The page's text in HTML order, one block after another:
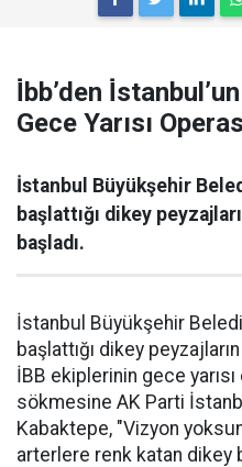
İ̇bb’den
Gece Yarısı
İstanbul Büyükşehir
başlattığı dikey
başladı.
İstanbul Büyükşehir
başlattığı dikey
İBB ekiplerinin gece
sökmesine AK Parti
Kabaktepe, "Vizyon
arterlere renk katan